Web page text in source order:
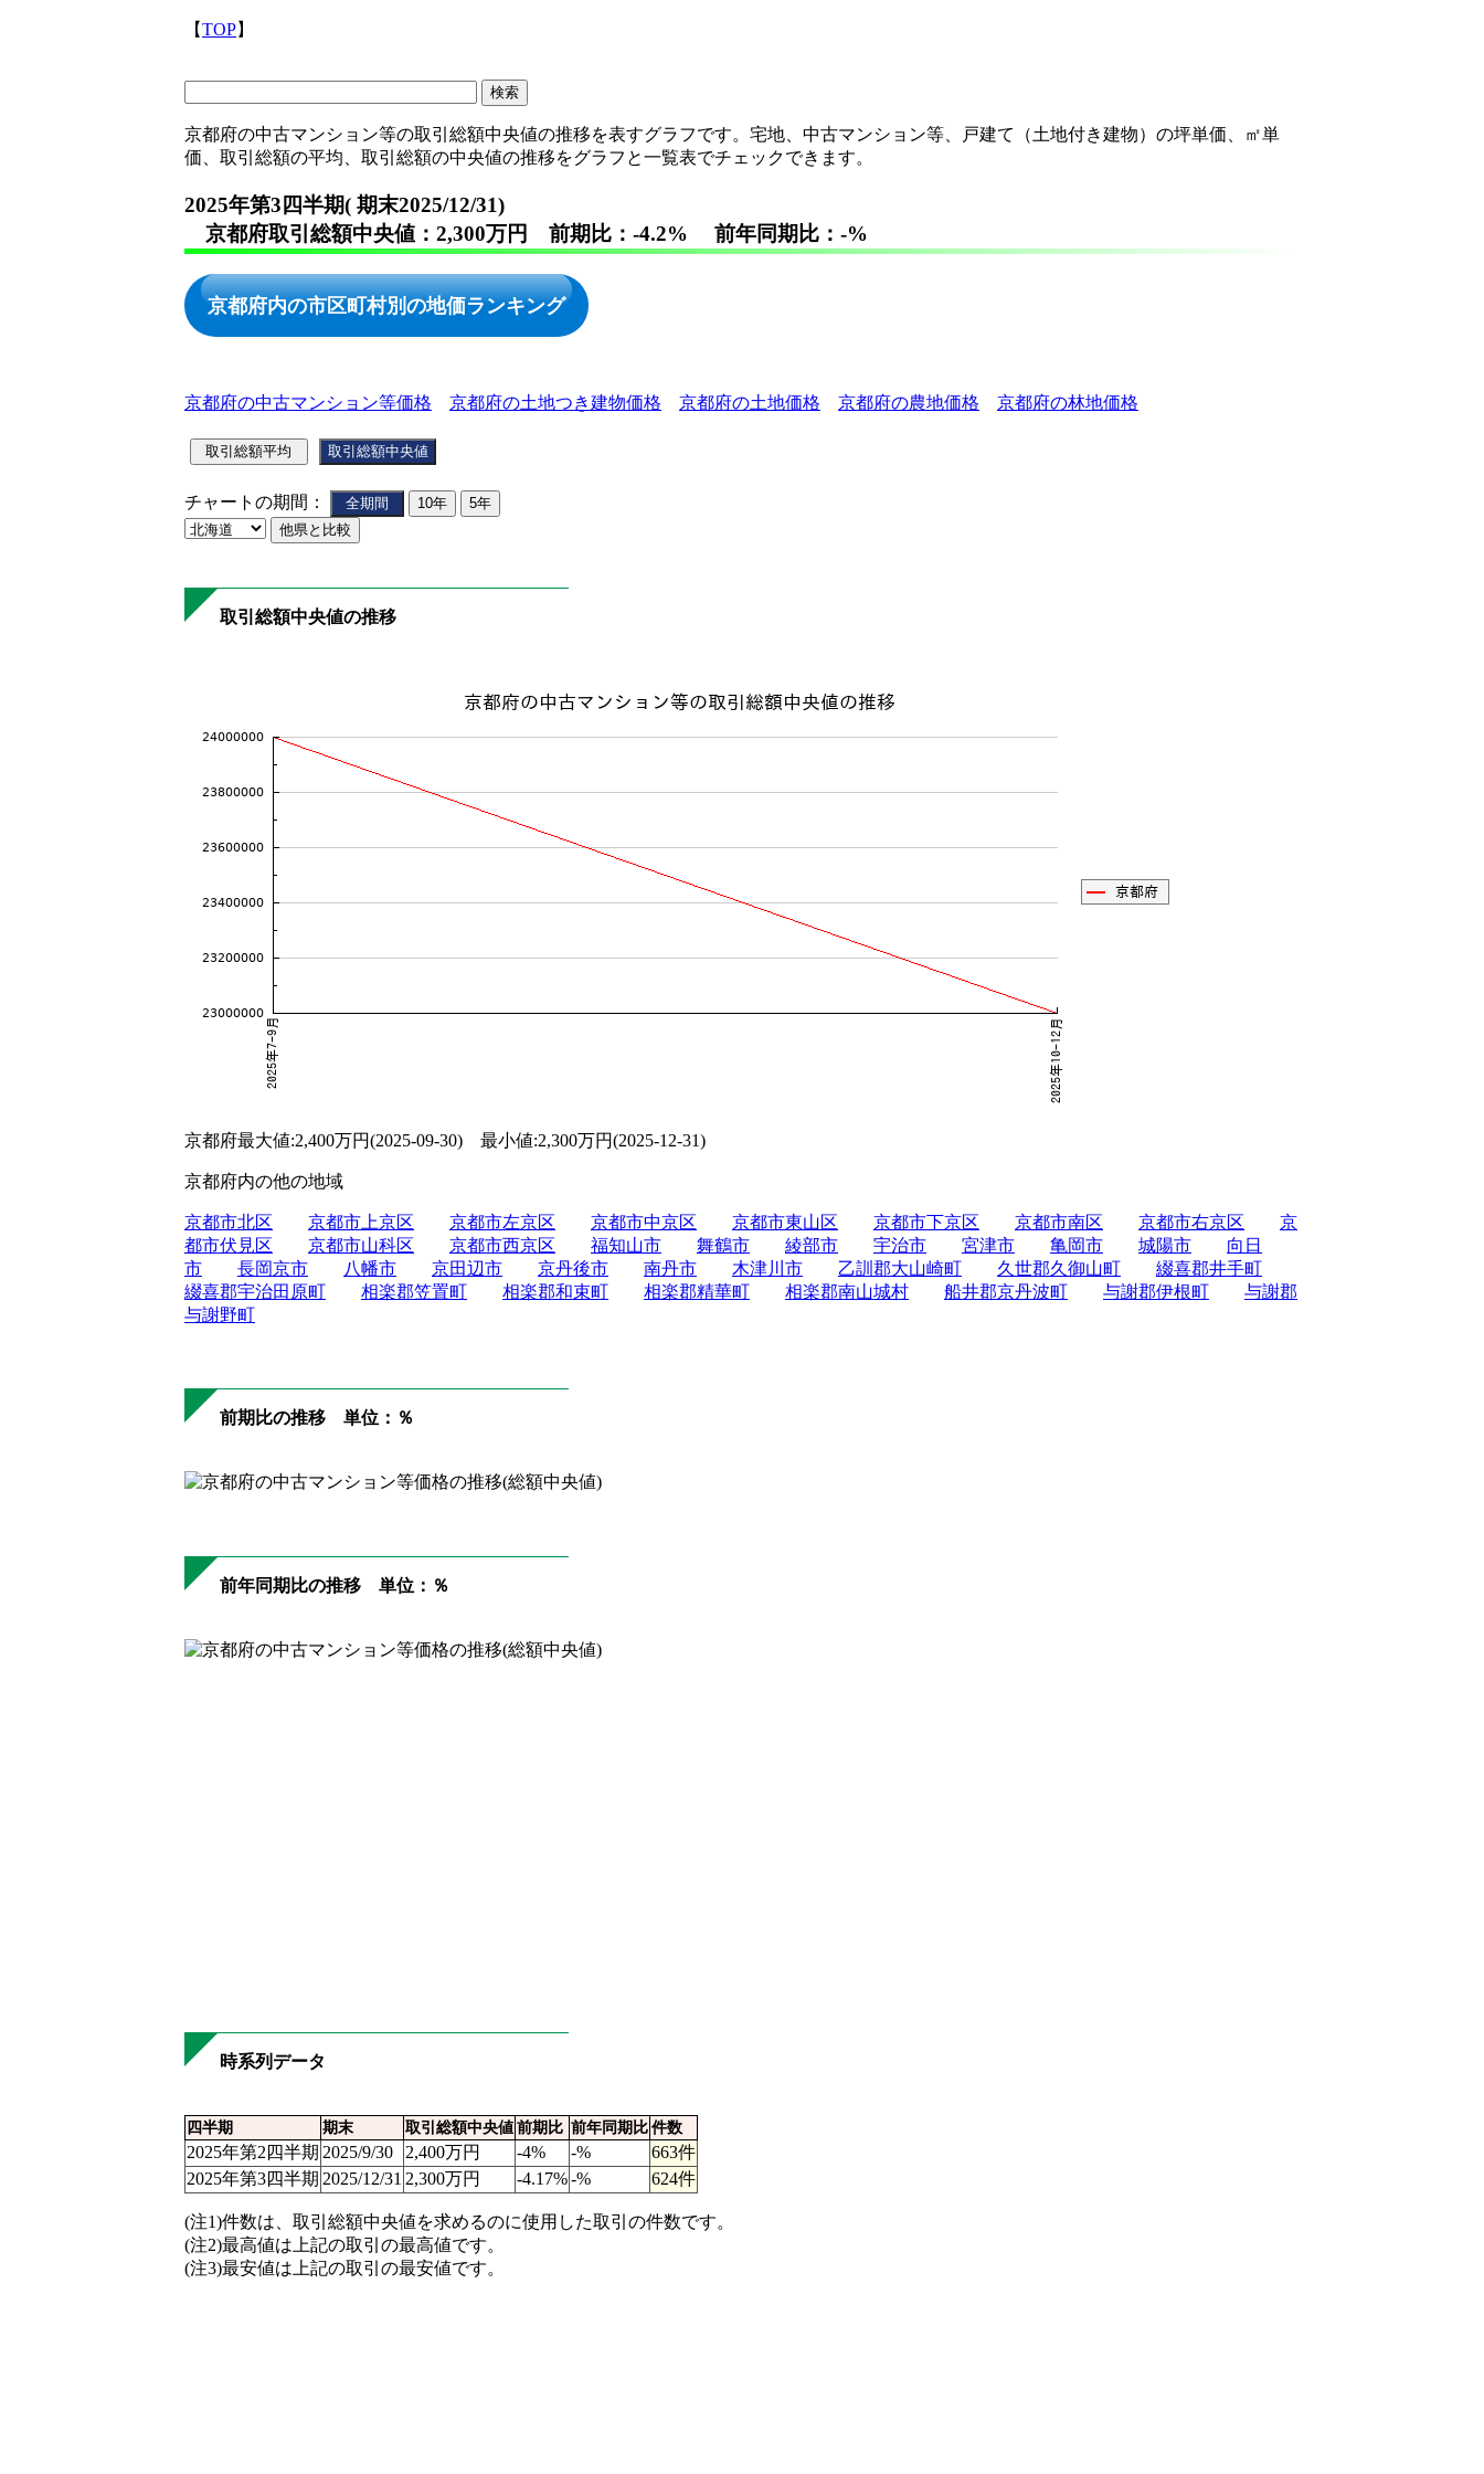
【TOP】
京都府の中古マンション等の取引総額中央値の推移を表すグラフです。宅地、中古マンション等、戸建て（土地付き建物）の坪単価、㎡単
価、取引総額の平均、取引総額の中央値の推移をグラフと一覧表でチェックできます。
2025年第3四半期( 期末2025/12/31)
京都府取引総額中央値：2,300万円 前期比：-4.2% 前年同期比：-%
京都府内の市区町村別の地価ランキング
京都府の中古マンション等価格 京都府の土地つき建物価格 京都府の土地価格 京都府の農地価格 京都府の林地価格
チャートの期間：
取引総額中央値の推移
京都府最大値:2,400万円(2025-09-30) 最小値:2,300万円(2025-12-31)
京都府内の他の地域
京都市北区 京都市上京区 京都市左京区 京都市中京区 京都市東山区 京都市下京区 京都市南区 京都市右京区
京
都市伏見区
京都市山科区 京都市西京区 福知山市 舞鶴市 綾部市 宇治市 宮津市 亀岡市 城陽市
向日
市
長岡京市 八幡市 京田辺市 京丹後市 南丹市 木津川市 乙訓郡大山崎町 久世郡久御山町
綴喜郡井手町
綴喜郡宇治田原町
相楽郡笠置町 相楽郡和束町 相楽郡精華町 相楽郡南山城村 船井郡京丹波町 与謝郡伊根町
与謝郡
与謝野町
前期比の推移 単位：％
前年同期比の推移 単位：％
時系列データ
四半期 期末 取引総額中央値前期比 前年同期比件数
2025年第2四半期 2025/9/30 2,400万円 -4% -%
663件
2025年第3四半期 2025/12/31 2,300万円 -4.17%-% 624件
(注1)件数は、取引総額中央値を求めるのに使用した取引の件数です。
(注2)最高値は上記の取引の最高値です。
(注3)最安値は上記の取引の最安値です。